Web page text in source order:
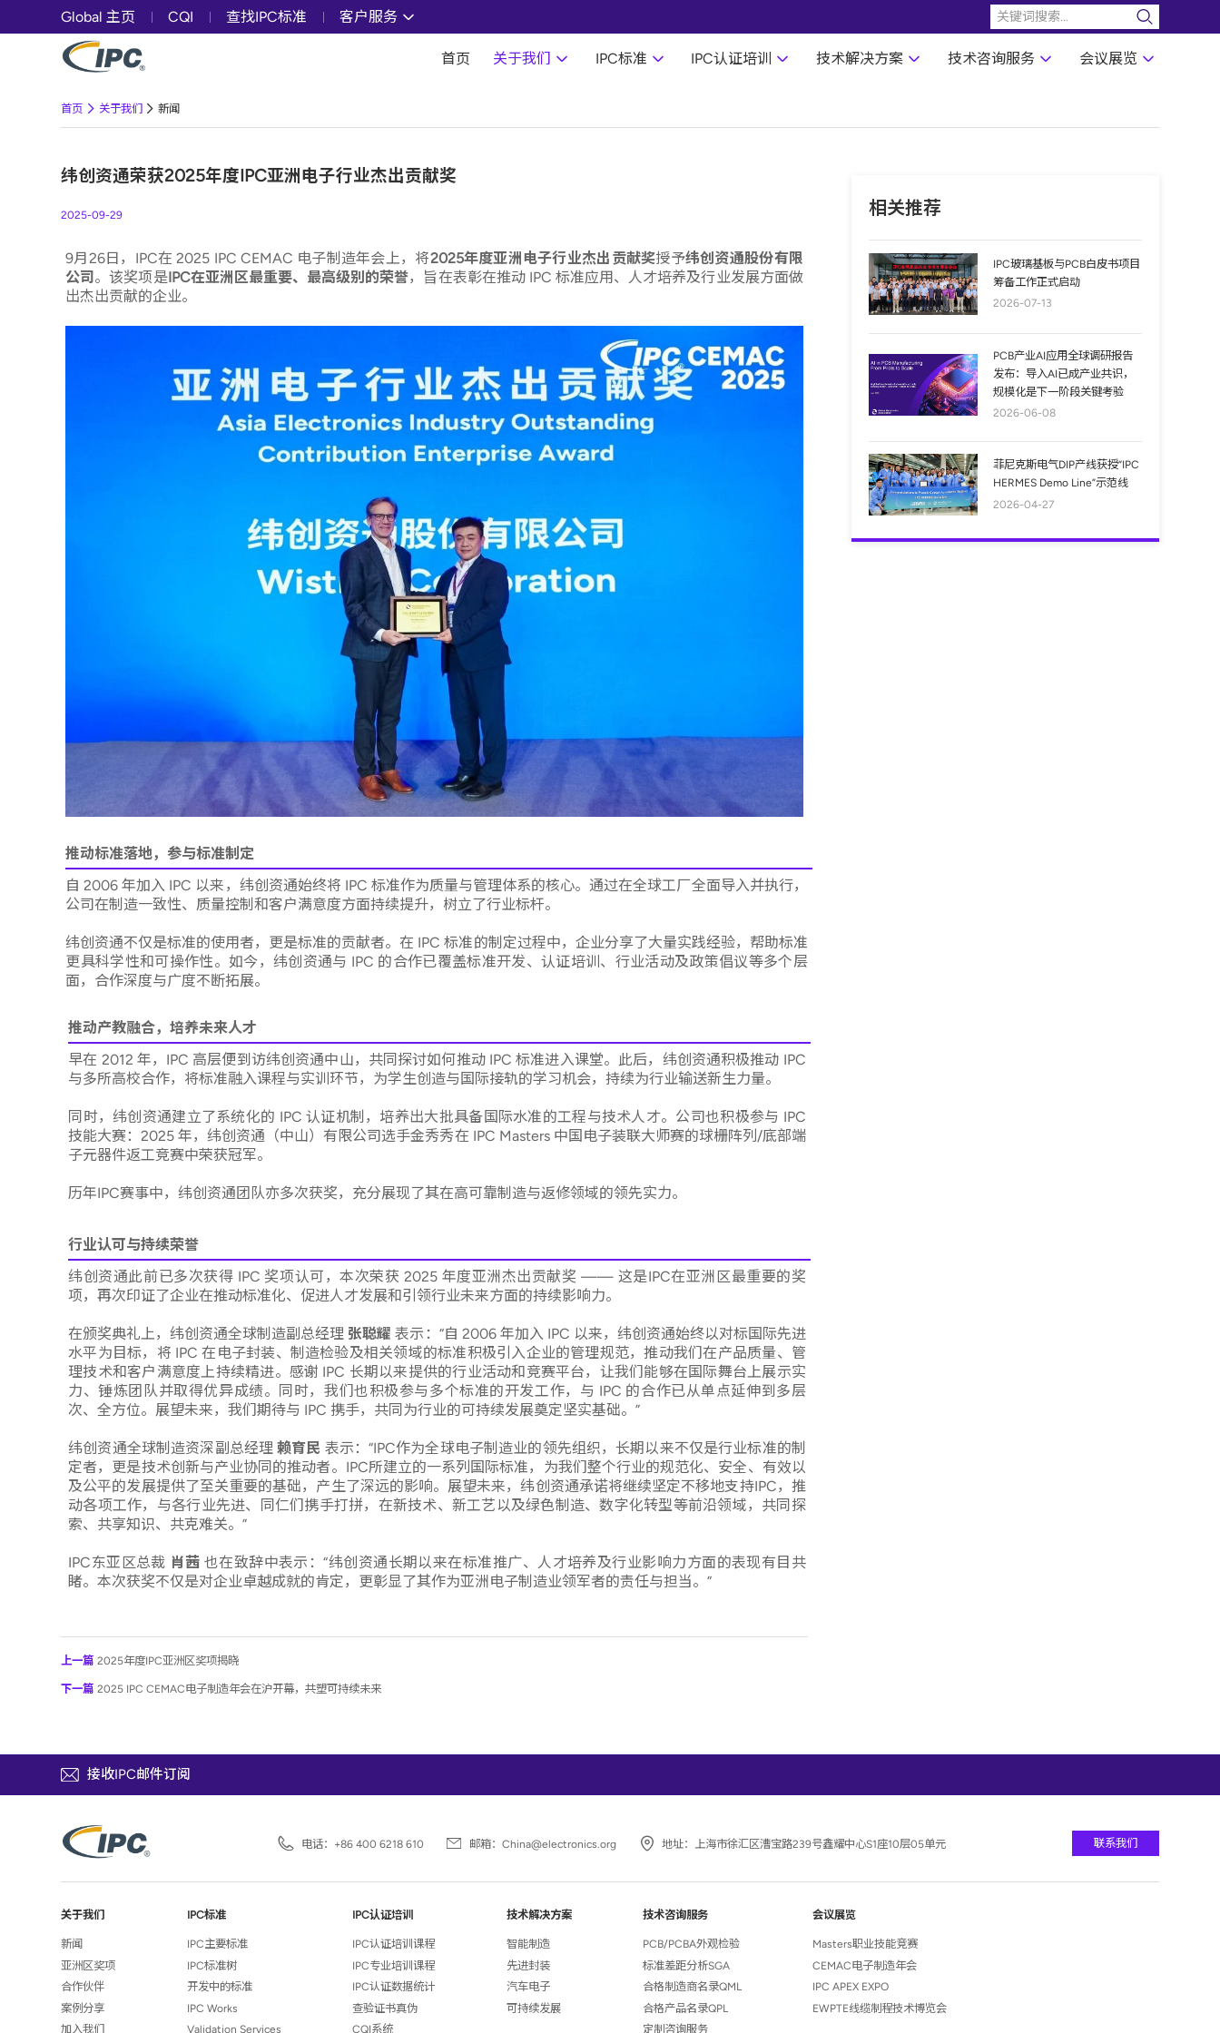
Global 主页 CQI 查找IPC标准 客户服务
首页 关于我们 IPC标准 IPC认证培训 技术解决方案 技术咨询服务 会议展览
首页 关于我们 新闻
纬创资通荣获2025年度IPC亚洲电子行业杰出贡献奖
2025-09-29
9月26日，IPC在 2025 IPC CEMAC 电子制造年会上，将2025年度亚洲电子行业杰出贡献奖授予纬创资通股份有限
公司 。该奖项是IPC在亚洲区最重要、最高级别的荣誉，旨在表彰在推动 IPC 标准应用、人才培养及行业发展方面做
出杰出贡献的企业。
推动标准落地，参与标准制定
自 2006 年加入 IPC 以来，纬创资通始终将 IPC 标准作为质量与管理体系的核心。通过在全球工厂全面导入并执行，
公司在制造一致性、质量控制和客户满意度方面持续提升，树立了行业标杆。
纬创资通不仅是标准的使用者，更是标准的贡献者。在 IPC 标准的制定过程中，企业分享了大量实践经验，帮助标准
更具科学性和可操作性。如今，纬创资通与 IPC 的合作已覆盖标准开发、认证培训、行业活动及政策倡议等多个层
面，合作深度与广度不断拓展。
推动产教融合，培养未来人才
早在 2012 年，IPC 高层便到访纬创资通中山，共同探讨如何推动 IPC 标准进入课堂。此后，纬创资通积极推动 IPC
与多所高校合作，将标准融入课程与实训环节，为学生创造与国际接轨的学习机会，持续为行业输送新生力量。
同时，纬创资通建立了系统化的 IPC 认证机制，培养出大批具备国际水准的工程与技术人才。公司也积极参与 IPC
技能大赛：2025 年，纬创资通（中山）有限公司选手金秀秀在 IPC Masters 中国电子装联大师赛的球栅阵列/底部端
子元器件返工竞赛中荣获冠军。
历年IPC赛事中，纬创资通团队亦多次获奖，充分展现了其在高可靠制造与返修领域的领先实力。
行业认可与持续荣誉
纬创资通此前已多次获得 IPC 奖项认可，本次荣获 2025 年度亚洲杰出贡献奖 —— 这是IPC在亚洲区最重要的奖
项，再次印证了企业在推动标准化、促进人才发展和引领行业未来方面的持续影响力。
在颁奖典礼上，纬创资通全球制造副总经理 张聪耀 表示：“自 2006 年加入 IPC 以来，纬创资通始终以对标国际先进
水平为目标，将 IPC 在电子封装、制造检验及相关领域的标准积极引入企业的管理规范，推动我们在产品质量、管
理技术和客户满意度上持续精进。感谢 IPC 长期以来提供的行业活动和竞赛平台，让我们能够在国际舞台上展示实
力、锤炼团队并取得优异成绩。同时，我们也积极参与多个标准的开发工作，与 IPC 的合作已从单点延伸到多层
次、全方位。展望未来，我们期待与 IPC 携手，共同为行业的可持续发展奠定坚实基础。”
纬创资通全球制造资深副总经理赖育民 表示：“IPC作为全球电子制造业的领先组织，长期以来不仅是行业标准的制
定者，更是技术创新与产业协同的推动者。IPC所建立的一系列国际标准，为我们整个行业的规范化、安全、有效以
及公平的发展提供了至关重要的基础，产生了深远的影响。展望未来，纬创资通承诺将继续坚定不移地支持IPC，推
动各项工作，与各行业先进、同仁们携手打拼，在新技术、新工艺以及绿色制造、数字化转型等前沿领域，共同探
索、共享知识、共克难关。”
IPC东亚区总裁 肖茜 也在致辞中表示：“纬创资通长期以来在标准推广、人才培养及行业影响力方面的表现有目共
睹。本次获奖不仅是对企业卓越成就的肯定，更彰显了其作为亚洲电子制造业领军者的责任与担当。”
上一篇 2025年度IPC亚洲区奖项揭晓
下一篇 2025 IPC CEMAC电子制造年会在沪开幕，共塑可持续未来
相关推荐
IPC玻璃基板与PCB白皮书项目
筹备工作正式启动
2026-07-13
PCB产业AI应用全球调研报告
发布：导入AI已成产业共识，
规模化是下一阶段关键考验
2026-06-08
菲尼克斯电气DIP产线获授“IPC
HERMES Demo Line”示范线
2026-04-27
接收IPC邮件订阅
电话： +86 400 6218 610 邮箱： China@electronics.org 地址： 上海市徐汇区漕宝路239号鑫耀中心S1座10层05单元 联系我们
关于我们
新闻
亚洲区奖项
合作伙伴
案例分享
加入我们
IPC标准
IPC主要标准
IPC标准树
开发中的标准
IPC Works
Validation Services
IPC认证培训
IPC认证培训课程
IPC专业培训课程
IPC认证数据统计
查验证书真伪
CQI系统
技术解决方案
智能制造
先进封装
汽车电子
可持续发展
技术咨询服务
PCB/PCBA外观检验
标准差距分析SGA
合格制造商名录QML
合格产品名录QPL
定制咨询服务
会议展览
Masters职业技能竞赛
CEMAC电子制造年会
IPC APEX EXPO
EWPTE线缆制程技术博览会